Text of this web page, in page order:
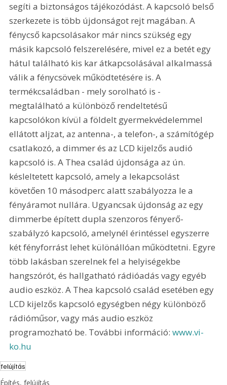
segíti a biztonságos tájékozódást. A kapcsoló belső
szerkezete is több újdonságot rejt magában. A
fénycső kapcsolásakor már nincs szükség egy
másik kapcsoló felszerelésére, mivel ez a betét egy
hátul található kis kar átkapcsolásával alkalmassá
válik a fénycsövek működtetésére is. A
termékcsaládban - mely sorolható is -
megtalálható a különböző rendeltetésű
kapcsolókon kívül a földelt gyermekvédelemmel
ellátott aljzat, az antenna-, a telefon-, a számítógép
csatlakozó, a dimmer és az LCD kijelzős audió
kapcsoló is. A Thea család újdonsága az ún.
késleltetett kapcsoló, amely a lekapcsolást
követően 10 másodperc alatt szabályozza le a
fényáramot nullára. Ugyancsak újdonság az egy
dimmerbe épített dupla szenzoros fényerő-
szabályzó kapcsoló, amelynél érintéssel egyszerre
két fényforrást lehet különállóan működtetni. Egyre
több lakásban szerelnek fel a helyiségekbe
hangszórót, és hallgatható rádióadás vagy egyéb
audio eszköz. A Thea kapcsoló család esetében egy
LCD kijelzős kapcsoló egységben négy különböző
rádióműsor, vagy más audio eszköz
programozható be. További információ: www.vi-
ko.hu
felújítás
Építés, felújítás